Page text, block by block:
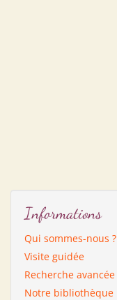
Informations
Qui sommes-nous ?
Visite guidée
Recherche avancée
Notre bibliothèque